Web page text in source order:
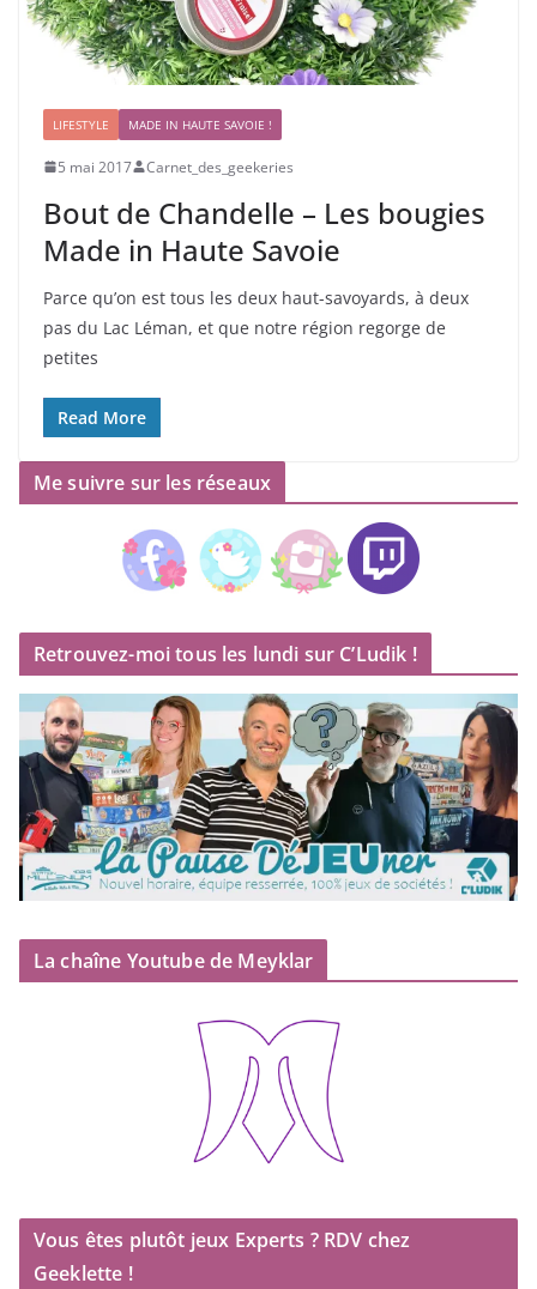
LIFESTYLE MADE IN HAUTE SAVOIE !
5 mai 2017 Carnet_des_geekeries
Bout de Chandelle – Les bougies
Made in Haute Savoie
Parce qu’on est tous les deux haut-savoyards, à deux
pas du Lac Léman, et que notre région regorge de
petites
Read More
Me suivre sur les réseaux
Retrouvez-moi tous les lundi sur C’Ludik !
La chaîne Youtube de Meyklar
Vous êtes plutôt jeux Experts ? RDV chez
Geeklette !